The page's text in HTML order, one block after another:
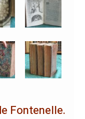
Fontenelle.